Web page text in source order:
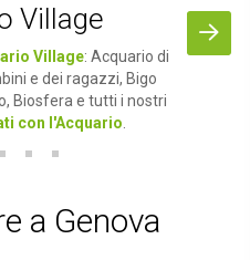
Village
Village: Acquario di
e dei ragazzi, Bigo
Biosfera e tutti i nostri
con l'Acquario
a Genova